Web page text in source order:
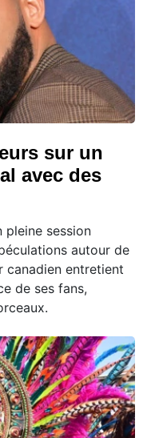
sur un
avec des
pleine session
autour de
canadien entretient
de ses fans,